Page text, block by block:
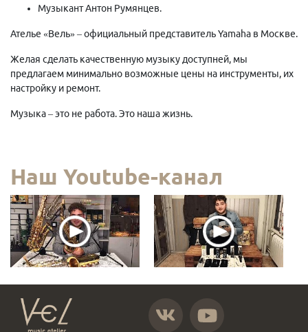
Музыкант Антон Румянцев.
Ателье «Вель» – официальный представитель Yamaha в Москве.
Желая сделать качественную музыку доступней, мы
предлагаем минимально возможные цены на инструменты, их
настройку и ремонт.
Музыка – это не работа. Это наша жизнь.
Наш Youtube-канал